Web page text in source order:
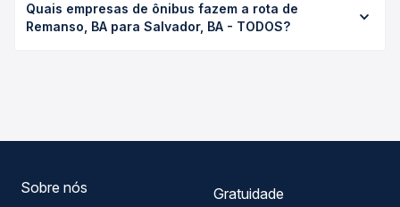
duração exata de cada opção na data desejada.
Salvador, BA - TODOS custa em média R$ 238,28 e varia
conforme a data da viagem, a empresa, o tipo de poltrona
Quais empresas de ônibus fazem a rota de
Remanso, BA para Salvador, BA - TODOS?
Sobre nós
Gratuidade